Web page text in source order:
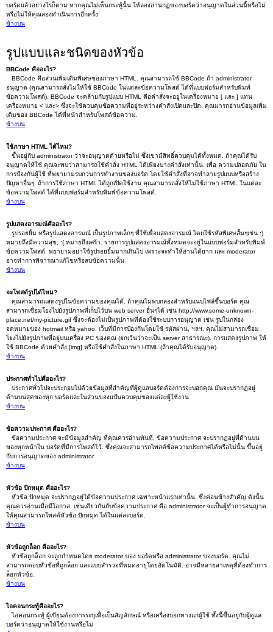
บอร์ดแล้วอย่างไรก็ตาม หากคุณไม่เห็นกระทู้นั้น ให้ลองอ่านกฏของบอร์ดว่าอนุญาตในส่วนนี้หรือไม่
หรือไม่ให้คุณลองดำเนินการอีกครั้ง
ข้างบน
รูปแบบและชนิดของหัวข้อ
BBCode คืออะไร?
BBCode คือส่วนเพิ่มเติมพิเศษของภาษา HTML. คุณสามารถใช้ BBCode ถ้า administrator
อนุญาต (คุณสามารถสั่งไม่ให้ใช้ BBCode ในแต่ละข้อความโพสต์ ได้ที่แบบฟอร์มสำหรับพิมพ์
ข้อความโพสต์). BBCode จะคล้ายกับรูปแบบ HTML คือคำสั่งจะอยู่ในเครื่องหมาย [ และ ] แทน
เครื่องหมาย < และ> ซึ่งจะใช้ควบคุมข้อความที่อยู่ระหว่างคำสั่งเปิดและปิด. คุณมารถอ่านข้อมูลเพิ่ม
เติมของ BBCode ได้ที่หน้าสำหรับโพสต์ข้อความ.
ข้างบน
ใช้ภาษา HTML ได้ไหม?
ขึ้นอยู่กับ administrator ว่าจะอนุญาตด้วยหรือไม่ ซึ่งเขามีสิทธิ์ควบคุมได้ทั้งหมด. ถ้าคุณได้รับ
อนุญาตให้ใช้ คุณจะพบว่าสามารถใช้คำสั่ง HTML ได้เพียงบางคำสั่งเท่านั้น. เพื่อ ความปลอดภัย ใน
การป้องกันผู้ใช้ ที่พยายามรบกวนการทำงานของบอร์ด โดยใช้คำสั่งที่อาจทำลายรูปแบบหรือสร้าง
ปัญหาอื่นๆ. ถ้าการใช้ภาษา HTML ได้ถูกเปิดใช้งาน คุณสามารถสั่งให้ไม่ใช้ภาษา HTML ในแต่ละ
ข้อความโพสต์ ได้ที่แบบฟอร์มสำหรับพิมพ์ข้อความโพสต์.
ข้างบน
รูปแสดงอารมณ์คืออะไร?
รูปรอยยิ้ม หรือรูปแสดงอารมณ์ เป็นรูปภาพเล็กๆ ที่ใช้เพื่อแสดงอารมณ์ โดยใช้รหัสพิเศษสั้นๆเช่น :)
หมายถึงมีความสุข, :( หมายถึงเศร้า. รายการรูปแสดงอารมณ์ทั้งหมดจะอยู่ในแบบฟอร์มสำหรับพิมพ์
ข้อความโพสต์. พยายามอย่าใช้รูปรอยยิ้มมากเกินไป เพราะจะทำให้อ่านได้ยาก และ moderator
อาจทำการพิจารณาแก้ไขหรือลบข้อความนั้น
ข้างบน
จะโพสต์รูปได้ไหม?
คุณสามารถแสดงรูปในข้อความของคุณได้. ถ้าคุณไม่พบกล่องสำหรับแนบไฟล์ขึ้นบอร์ด คุณ
สามารถเชื่อมโยงไปยังรูปภาพที่เก็บไว้บน web server อื่นๆได้ เช่น http://www.some-unknown-
place.net/my-picture.gif ซึ่งจะต้องไม่เป็นรูปภาพที่ต้องใช้ระบบการอนุญาต เช่น รูปในกล่อง
จดหมายของ hotmail หรือ yahoo, เว็บที่มีการป้องกันโดยใช้ รหัสผ่าน, ฯลฯ. คุณไม่สามารถเชื่อม
โยงไปยังรูปภาพที่อยู่บนเครื่อง PC ของคุณ (ยกเว้นว่าจะเป็น server สาธารณะ). การแสดงรูปภาพ ให้
ใช้ BBCode ด้วยคำสั่ง [img] หรือใช้คำสั่งในภาษา HTML (ถ้าคุณได้รับอนุญาต).
ข้างบน
ประกาศทั่วไปคืออะไร?
ประกาศทั่วไปจะประกอบไปด้วยข้อมูลที่สำคัญที่ผู้ดูแลบอร์ดต้องการจะบอกคุณ มันจะปรากฏอยู่
ด้านบนสุดของทุก บอร์ดและในส่วนของแป้นควบคุมของแต่ละผู้ใช้งาน
ข้างบน
ข้อความประกาศ คืออะไร?
ข้อความประกาศ จะมีข้อมูลสำคัญ ที่คุณควรอ่านทันที. ข้อความประกาศ จะปรากฏอยู่ที่ด้านบน
ของทุกหน้าใน บอร์ดที่มีการโพสต์ไว้. ซึ่งคุณจะสามารถโพสต์ข้อความประกาศได้หรือไม่นั้น ขึ้นอยู่
กับการอนุญาตของ administrator.
ข้างบน
หัวข้อ ปักหมุด คืออะไร?
หัวข้อ ปักหมุด จะปรากฏอยู่ใต้ข้อความประกาศ เฉพาะหน้าแรกเท่านั้น. ซึ่งค่อนข้างสำคัญ ดังนั้น
คุณควรอ่านเมื่อมีโอกาส. เช่นเดียวกันกับข้อความประกาศ คือ administrator จะเป็นผู้ทำการอนุญาต
ให้คุณสามารถโพสต์หัวข้อ ปักหมุด ได้ในแต่ละบอร์ด.
ข้างบน
หัวข้อถูกล็อก คืออะไร?
หัวข้อถูกล็อก จะถูกกำหนดโดย moderator ของ บอร์ดหรือ administrator ของบอร์ด. คุณไม่
สามารถตอบหัวข้อที่ถูกล็อก และแบบสำรวจที่หมดอายุโดยอัตโนมัติ. อาจมีหลายสาเหตุที่ต้องทำการ
ล็อกหัวข้อ.
ข้างบน
ไอคอนกระทู้คืออะไร?
ไอคอนกระทู้ ผู้เขียนต้องการระบุเพื่อเป็นสัญลักษณ์ หรือเครื่องบอกทางแก่ผู้ใช้ ทั้งนี้ขึ้นอยู่กับผู้ดูแล
บอร์ดว่าอนุญาตให้ใช้งานหรือไม่